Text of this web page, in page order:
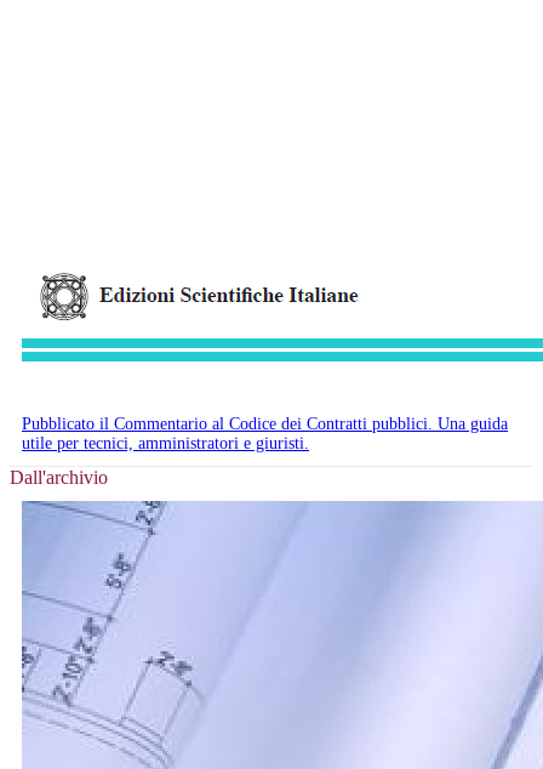
Pubblicato il Commentario al Codice dei Contratti pubblici. Una guida
utile per tecnici, amministratori e giuristi.
Dall'archivio